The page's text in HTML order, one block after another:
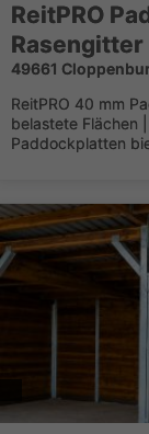
ReitPRO
Rasengitter
49661
ReitPRO 40 mm
belastete Flächen
Paddockplatten